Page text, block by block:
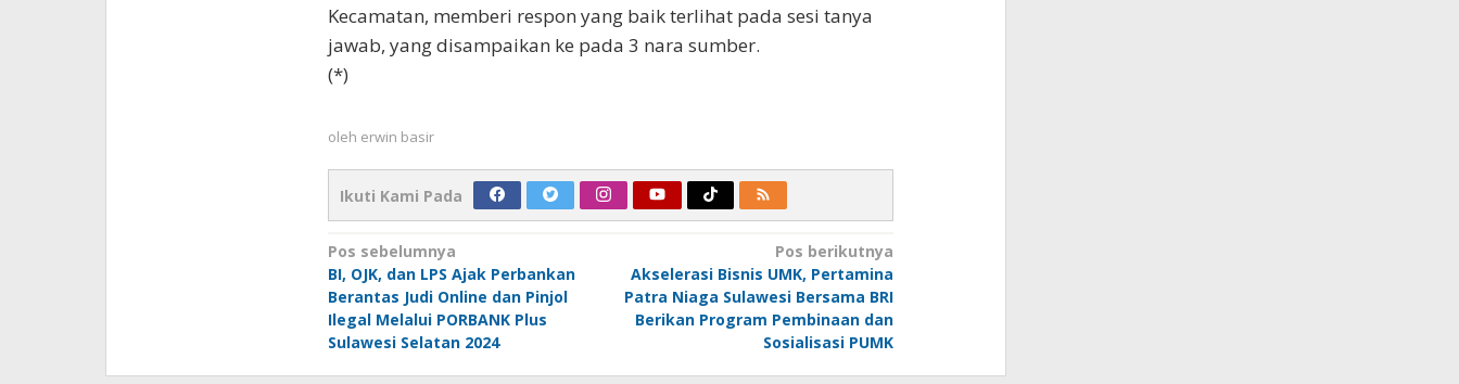
Kecamatan, memberi respon yang baik terlihat pada sesi tanya
jawab, yang disampaikan ke pada 3 nara sumber.
(*)
oleh erwin basir
Ikuti Kami Pada
Navigasi
pos
Pos sebelumnya
BI, OJK, dan LPS Ajak Perbankan
Berantas Judi Online dan Pinjol
Ilegal Melalui PORBANK Plus
Sulawesi Selatan 2024
Pos berikutnya
Akselerasi Bisnis UMK, Pertamina
Patra Niaga Sulawesi Bersama BRI
Berikan Program Pembinaan dan
Sosialisasi PUMK